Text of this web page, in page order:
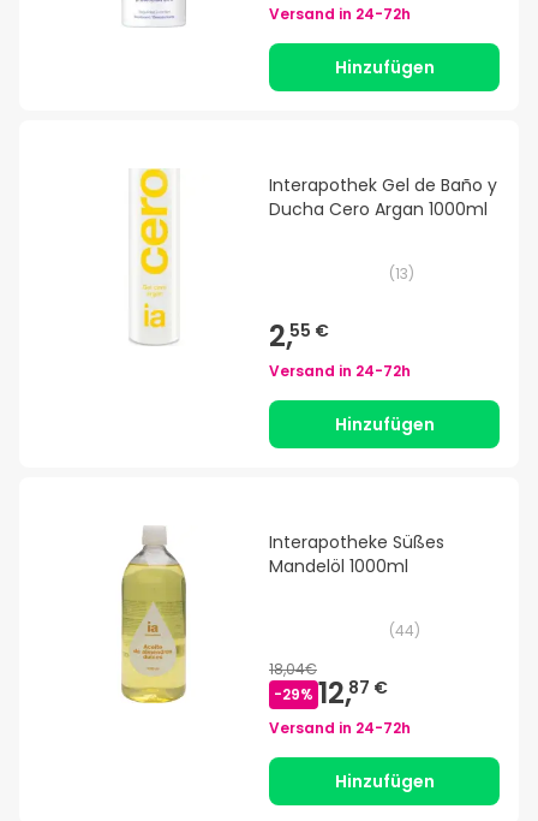
Versand in 24-72h
Hinzufügen
Interapothek Gel de Baño y
Ducha Cero Argan 1000ml
(13)
2,55 €
Versand in 24-72h
Hinzufügen
Interapotheke Süßes
Mandelöl 1000ml
(44)
18,04€
-29% 12,87 €
Versand in 24-72h
Hinzufügen